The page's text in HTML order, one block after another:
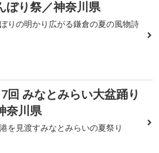
ぼり祭／神奈川県
りの明かり広がる鎌倉の夏の風物詩
回 みなとみらい大盆踊り
奈川県
を見渡すみなとみらいの夏祭り